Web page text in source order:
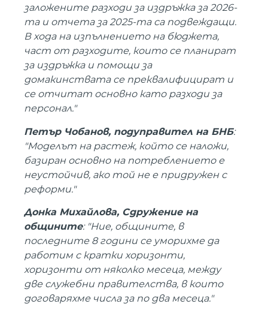
заложените разходи за издръжка за 2026-
та и отчета за 2025-та са подвеждащи.
В хода на изпълнението на бюджета,
част от разходите, които се планират
за издръжка и помощи за
домакинствата се преквалифицират и
се отчитат основно като разходи за
персонал."
Петър Чобанов, подуправител на БНБ:
"Моделът на растеж, който се наложи,
базиран основно на потреблението е
неустойчив, ако той не е придружен с
реформи."
Донка Михайлова, Сдружение на
общините: "Ние, общините, в
последните 8 години се уморихме да
работим с кратки хоризонти,
хоризонти от няколко месеца, между
две служебни правителства, в които
договаряхме числа за по два месеца."